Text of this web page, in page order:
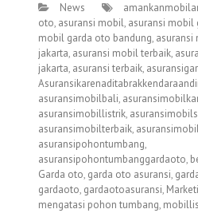
News
oto, asuransi mobil, asuransi mobil
mobil garda oto bandung, asuransi
jakarta, asuransi mobil terbaik,
jakarta, asuransi terbaik,
asuransimobilbali,
asuransimobillistrik,
asuransimobilterbaik,
asuransipohontumbang,
asuransipohontumbanggardaoto,
Garda oto, garda oto asuransi,
gardaoto, gardaotoasuransi,
mengatasi pohon tumbang,